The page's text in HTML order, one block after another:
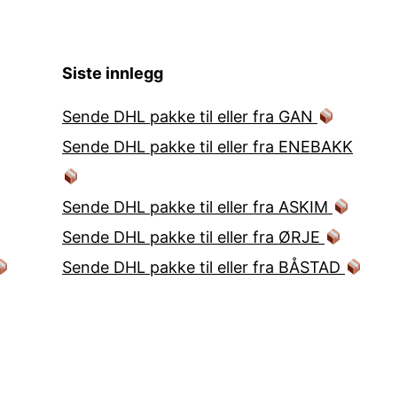
Siste innlegg
Sende DHL pakke til eller fra GAN
Sende DHL pakke til eller fra ENEBAKK
Sende DHL pakke til eller fra ASKIM
Sende DHL pakke til eller fra ØRJE
Sende DHL pakke til eller fra BÅSTAD